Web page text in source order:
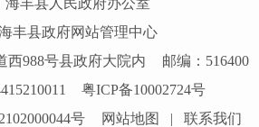
海丰县人民政府办公室
丰县政府网站管理中心
西988号县政府大院内
邮编：516400
粤ICP备10002724号
号
网站地图 联系我们